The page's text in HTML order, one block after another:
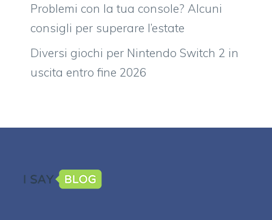
Problemi con la tua console? Alcuni
consigli per superare l’estate
Diversi giochi per Nintendo Switch 2 in
uscita entro fine 2026